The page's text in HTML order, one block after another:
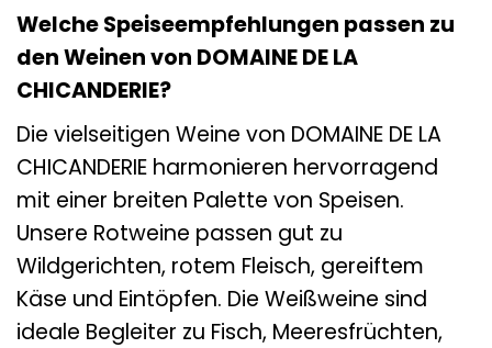
Welche Speiseempfehlungen passen zu
den Weinen von DOMAINE DE LA
CHICANDERIE?
Die vielseitigen Weine von DOMAINE DE LA
CHICANDERIE harmonieren hervorragend
mit einer breiten Palette von Speisen.
Unsere Rotweine passen gut zu
Wildgerichten, rotem Fleisch, gereiftem
Käse und Eintöpfen. Die Weißweine sind
ideale Begleiter zu Fisch, Meeresfrüchten,